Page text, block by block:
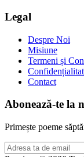
Legal
Despre Noi
Misiune
Termeni și
Contact
Abonează-te la
Primește poeme